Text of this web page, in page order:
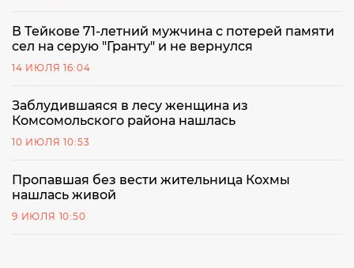
В Тейкове 71-летний мужчина с потерей памяти
сел на серую "Гранту" и не вернулся
14 ИЮЛЯ 16:04
Заблудившаяся в лесу женщина из
Комсомольского района нашлась
10 ИЮЛЯ 10:53
Пропавшая без вести жительница Кохмы
нашлась живой
9 ИЮЛЯ 10:50